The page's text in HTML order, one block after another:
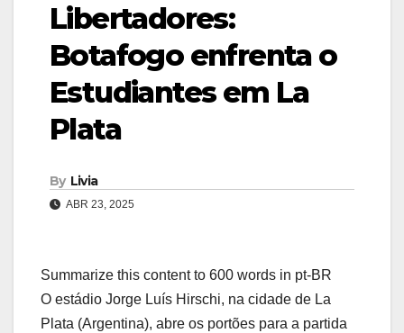
Libertadores:
Botafogo enfrenta o
Estudiantes em La
Plata
By Livia
ABR 23, 2025
Summarize this content to 600 words in pt-BR
O estádio Jorge Luís Hirschi, na cidade de La
Plata (Argentina), abre os portões para a partida